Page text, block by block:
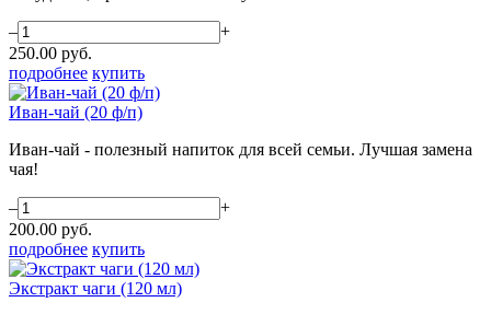
–
+
250.00 руб.
подробнее купить
Иван-чай (20 ф/п)
Иван-чай - полезный напиток для всей семьи. Лучшая замена
чая!
–
+
200.00 руб.
подробнее купить
Экстракт чаги (120 мл)